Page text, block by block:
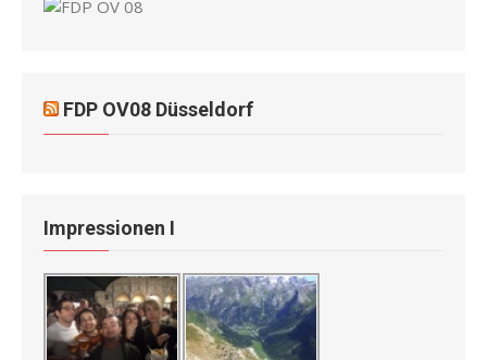
FDP OV08 Düsseldorf
Impressionen I